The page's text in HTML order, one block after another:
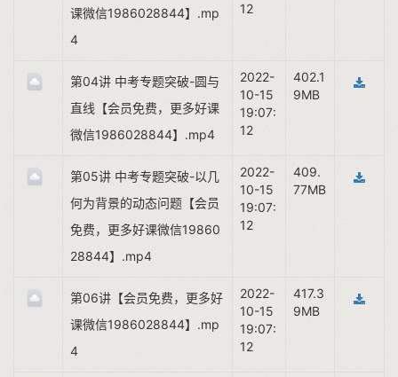
课微信1986028844】.mp
4
12
第04讲 中考专题突破-圆与
直线【会员免费，更多好课
微信1986028844】.mp4
2022-
10-15
19:07:
12
402.1
9MB
第05讲 中考专题突破-以几
何为背景的动态问题【会员
免费，更多好课微信19860
28844】.mp4
2022-
10-15
19:07:
12
409.
77MB
第06讲【会员免费，更多好
课微信1986028844】.mp
4
2022-
10-15
19:07:
12
417.3
9MB